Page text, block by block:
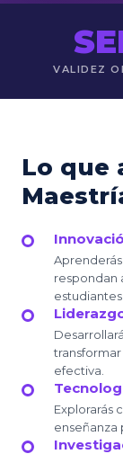
VALIDEZ
Lo que
respondan
efectiva.
Explorarás
enseñanza